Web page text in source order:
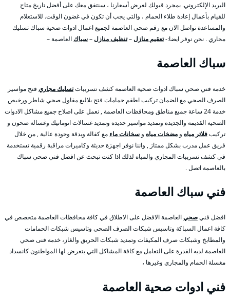
البريد الإلكتروني. بمجرد قبولك لعرض أسعارنا ، سنتفق معك على أفضل تاريخ متاح
للقيام بأعمال إعادة طلاء الحمام ، والتي يجب أن تكون في غضون الوقت. للاستعلام
والمساعدة تواصل الان مع رقم صحي العاصمة لجميع اعمال ادوات صحية سباك تسليك
مجاري . نحن نوفر ايضا:-تعقيم منازل–تنظيف منازل–سباك العاصمة –
سباك العاصمة
خدمة فني صحي سباك ادوات صحية العاصمة كشف تسريباتتسليك مجاري فتح مواسير
الصرف الصحي مع الضمان تركيب اطقم حمامات فتح بلاليع مقاول صحي شاطر ورخيص
خدمة 24 ساعة جميع مناطق ومحافظات العاصمة , نعمل على اصلاح جميع مشاكل الادوات
الصحية القديمة والجديدة وتمديد مواسير جديدة وتمديد غسالات اتوماتيك وغسالة صحون و
تركيبفلاتر مياه و مضخات مياه و سخانات ماء مع كفالة وبدقة وجودة عالية , من خلال
فريق عمل مدرب بشكل ممتاز , واننا نوفر اجهزة حديثة وكاميرات مراقبة رقمية تستخدمة
في كشف تسريبات المجاري والمياه لذلك اذا كنت تبحث عن افضل فني صحي سباك
بالعاصمة اتصل .
فني سباك العاصمة
افضل فنيصحيالعاصمة الافضل على الاطلاق في كافة محافظات العاصمة متخصص في
كافة اعمال السباكة وتاسيس شبكات الصرف الصحي وتاسيس شبكات الحمامات
والمطابخ وشبكات صرف المكيفات وتمديد شبكات الحريق والغاز، خدمة فنى صحي
العاصمة لديه القدرة على التعامل مع كافة المشاكل التي يتعرض لها المواطنون كانسداد
مغسلة الحمام والمجاري وغيرها ،
فني ادوات صحية العاصمة